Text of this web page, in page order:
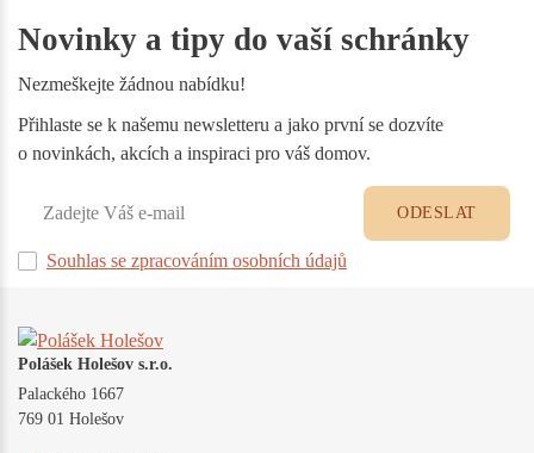
Novinky a tipy do vaší schránky
Nezmeškejte žádnou nabídku!
Přihlaste se k našemu newsletteru a jako první se dozvíte
o novinkách, akcích a inspiraci pro váš domov.
Souhlas se zpracováním osobních údajů
ODESLAT
Polášek Holešov s.r.o.
Palackého 1667
769 01 Holešov